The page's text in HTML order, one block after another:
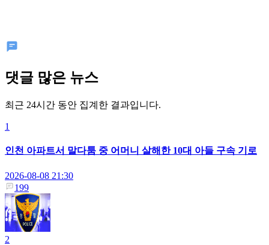
댓글 많은 뉴스
최근 24시간 동안 집계한 결과입니다.
1
인천 아파트서 말다툼 중 어머니 살해한 10대 아들 구속 기로
2026-08-08 21:30
199
2